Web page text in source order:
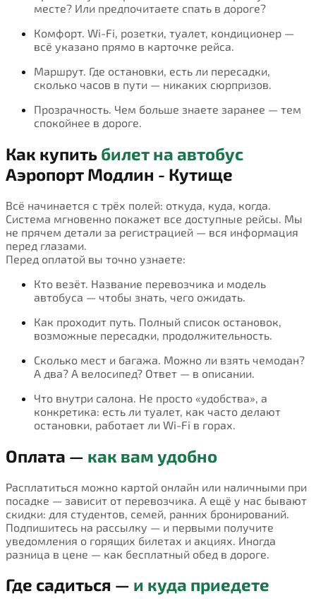
месте? Или предпочитаете спать в дороге?
Комфорт. Wi-Fi, розетки, туалет, кондиционер —
всё указано прямо в карточке рейса.
Маршрут. Где остановки, есть ли пересадки,
сколько часов в пути — никаких сюрпризов.
Прозрачность. Чем больше знаете заранее — тем
спокойнее в дороге.
Как купить билет на автобус
Аэропорт Модлин - Кутище
Всё начинается с трёх полей: откуда, куда, когда.
Система мгновенно покажет все доступные рейсы. Мы
не прячем детали за регистрацией — вся информация
перед глазами.
Перед оплатой вы точно узнаете:
Кто везёт. Название перевозчика и модель
автобуса — чтобы знать, чего ожидать.
Как проходит путь. Полный список остановок,
возможные пересадки, продолжительность.
Сколько мест и багажа. Можно ли взять чемодан?
А два? А велосипед? Ответ — в описании.
Что внутри салона. Не просто «удобства», а
конкретика: есть ли туалет, как часто делают
остановки, работает ли Wi-Fi в горах.
Оплата — как вам удобно
Расплатиться можно картой онлайн или наличными при
посадке — зависит от перевозчика. А ещё у нас бывают
скидки: для студентов, семей, ранних бронирований.
Подпишитесь на рассылку — и первыми получите
уведомления о горящих билетах и акциях. Иногда
разница в цене — как бесплатный обед в дороге.
Где садиться — и куда приедете